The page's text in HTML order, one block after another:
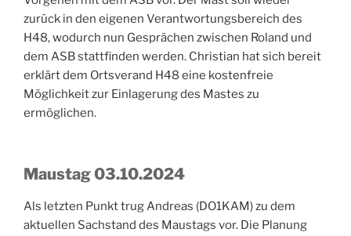
zurück in den eigenen Verantwortungsbereich des
H48, wodurch nun Gesprächen zwischen Roland und
dem ASB stattfinden werden. Christian hat sich bereit
erklärt dem Ortsverand H48 eine kostenfreie
Möglichkeit zur Einlagerung des Mastes zu
ermöglichen.
Maustag 03.10.2024
Als letzten Punkt trug Andreas (DO1KAM) zu dem
aktuellen Sachstand des Maustags vor. Die Planung